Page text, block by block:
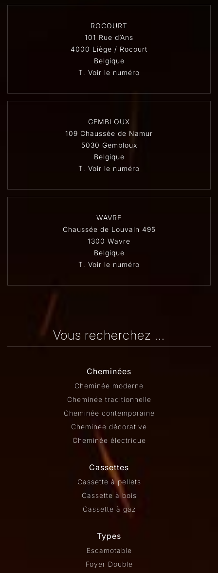
ROCOURT
101 Rue d’Ans
4000 Liège / Rocourt
Belgique
T. Voir le numéro
GEMBLOUX
109 Chaussée de Namur
5030 Gembloux
Belgique
T. Voir le numéro
WAVRE
Chaussée de Louvain 495
1300 Wavre
Belgique
T. Voir le numéro
Vous recherchez ...
Cheminées
Cheminée moderne
Cheminée traditionnelle
Cheminée contemporaine
Cheminée décorative
Cheminée électrique
Cassettes
Cassette à pellets
Cassette à bois
Cassette à gaz
Types
Escamotable
Foyer Double